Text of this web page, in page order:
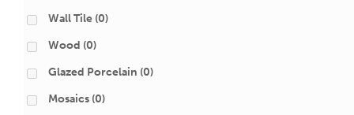
Wall Tile (0)
Wood (0)
Glazed Porcelain (0)
Mosaics (0)